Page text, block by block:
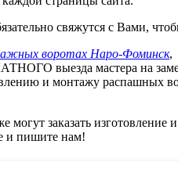
свяжутся с Вами,
воротах Наро-Фоминск,
выезда мастера на
и монтажу распашных
заказать изготовление
и пишите нам!